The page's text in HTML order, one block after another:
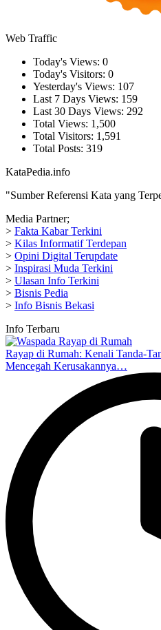
Web Traffic
Today's Views: 0
Today's Visitors: 0
Yesterday's Views: 107
Last 7 Days Views: 159
Last 30 Days Views: 292
Total Views: 1,500
Total Visitors: 1,591
Total Posts: 319
KataPedia.info
"Sumber Referensi Kata yang
Media Partner;
> Fakta Kabar Terkini
> Kilas Informatif Terdepan
> Opini Digital Terupdate
> Inspirasi Muda Terkini
> Ulasan Info Terkini
> Bisnis Pedia
> Info Bisnis Bekasi
Info Terbaru
Rayap di Rumah: Kenali Tanda-
Mencegah Kerusakannya…